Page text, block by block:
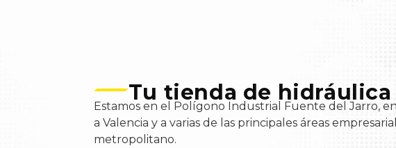
Tu tienda de hidráulica
Estamos en el Polígono Industrial Fuente del Jarro,
a Valencia y a varias de las principales áreas
metropolitano.